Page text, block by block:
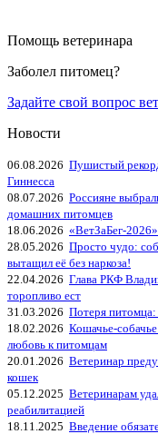
Помощь ветеринара
Заболел питомец?
Задайте свой вопрос
Новости
06.08.2026 Пушистый
Гиннесса
08.07.2026 Россияне
домашних питомцев
18.06.2026
28.05.2026 Просто чудо:
вытащил её без наркоза!
22.04.2026 Глава РКФ
торопливо ест
31.03.2026 Потеря
18.02.2026 Кошачье-
любовь к питомцам
20.01.2026 Ветеринар
кошек
05.12.2025 Ветеринарам
реабилитацией
18.11.2025 Введение